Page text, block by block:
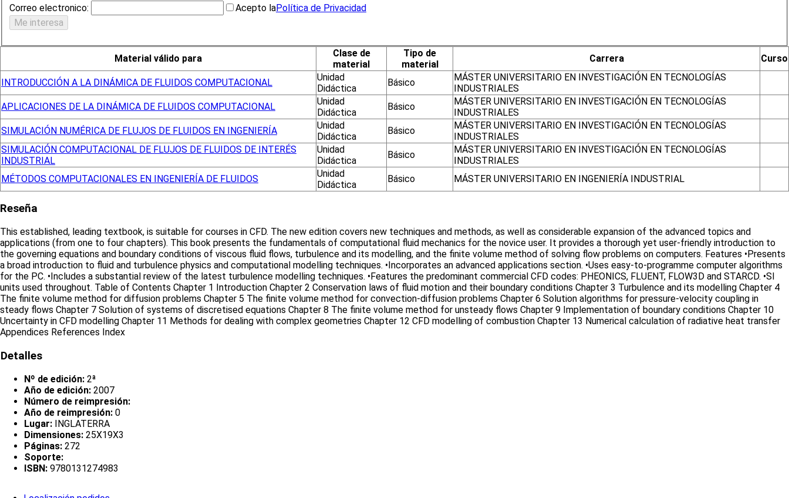
Correo electronico:
Acepto laPolítica de Privacidad
Material válido para
Clase de
material
Tipo de
material
Carrera Curso
INTRODUCCIÓN A LA DINÁMICA DE FLUIDOS COMPUTACIONAL
Unidad
Didáctica
Básico
MÁSTER UNIVERSITARIO EN INVESTIGACIÓN EN TECNOLOGÍAS
INDUSTRIALES
APLICACIONES DE LA DINÁMICA DE FLUIDOS COMPUTACIONAL
Unidad
Didáctica
Básico
MÁSTER UNIVERSITARIO EN INVESTIGACIÓN EN TECNOLOGÍAS
INDUSTRIALES
SIMULACIÓN NUMÉRICA DE FLUJOS DE FLUIDOS EN INGENIERÍA
Unidad
Didáctica
Básico
MÁSTER UNIVERSITARIO EN INVESTIGACIÓN EN TECNOLOGÍAS
INDUSTRIALES
SIMULACIÓN COMPUTACIONAL DE FLUJOS DE FLUIDOS DE INTERÉS
INDUSTRIAL
Unidad
Didáctica
Básico
MÁSTER UNIVERSITARIO EN INVESTIGACIÓN EN TECNOLOGÍAS
INDUSTRIALES
MÉTODOS COMPUTACIONALES EN INGENIERÍA DE FLUIDOS
Unidad
Didáctica
Básico MÁSTER UNIVERSITARIO EN INGENIERÍA INDUSTRIAL
Reseña
This established, leading textbook, is suitable for courses in CFD. The new edition covers new techniques and methods, as well as considerable expansion of the advanced topics and
applications (from one to four chapters). This book presents the fundamentals of computational fluid mechanics for the novice user. It provides a thorough yet user-friendly introduction to
the governing equations and boundary conditions of viscous fluid flows, turbulence and its modelling, and the finite volume method of solving flow problems on computers. Features •Presents
a broad introduction to fluid and turbulence physics and computational modelling techniques. •Incorporates an advanced applications section. •Uses easy-to-programme computer algorithms
for the PC. •Includes a substantial review of the latest turbulence modelling techniques. •Features the predominant commercial CFD codes: PHEONICS, FLUENT, FLOW3D and STARCD. •SI
units used throughout. Table of Contents Chapter 1 Introduction Chapter 2 Conservation laws of fluid motion and their boundary conditions Chapter 3 Turbulence and its modelling Chapter 4
The finite volume method for diffusion problems Chapter 5 The finite volume method for convection-diffusion problems Chapter 6 Solution algorithms for pressure-velocity coupling in
steady flows Chapter 7 Solution of systems of discretised equations Chapter 8 The finite volume method for unsteady flows Chapter 9 Implementation of boundary conditions Chapter 10
Uncertainty in CFD modelling Chapter 11 Methods for dealing with complex geometries Chapter 12 CFD modelling of combustion Chapter 13 Numerical calculation of radiative heat transfer
Appendices References Index
Detalles
Nº de edición: 2ª
Año de edición: 2007
Número de reimpresión:
Año de reimpresión: 0
Lugar: INGLATERRA
Dimensiones: 25X19X3
Páginas: 272
Soporte:
ISBN: 9780131274983